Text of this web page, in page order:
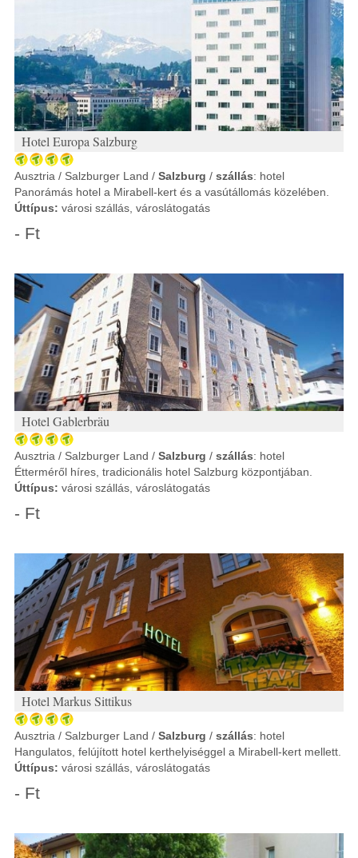
Hotel Europa Salzburg
Ausztria / Salzburger Land / Salzburg / szállás: hotel
Panorámás hotel a Mirabell-kert és a vasútállomás közelében.
Úttípus: városi szállás, városlátogatás
- Ft
Hotel Gablerbräu
Ausztria / Salzburger Land / Salzburg / szállás: hotel
Étterméről híres, tradicionális hotel Salzburg központjában.
Úttípus: városi szállás, városlátogatás
- Ft
Hotel Markus Sittikus
Ausztria / Salzburger Land / Salzburg / szállás: hotel
Hangulatos, felújított hotel kerthelyiséggel a Mirabell-kert mellett.
Úttípus: városi szállás, városlátogatás
- Ft